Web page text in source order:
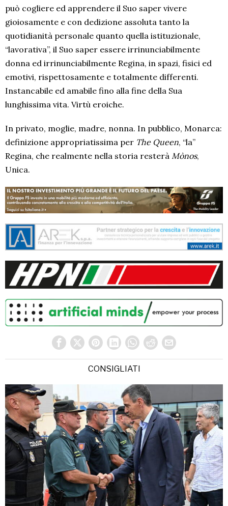
può cogliere ed apprendere il Suo saper vivere
gioiosamente e con dedizione assoluta tanto la
quotidianità personale quanto quella istituzionale,
“lavorativa”, il Suo saper essere irrinunciabilmente
donna ed irrinunciabilmente Regina, in spazi, fisici ed
emotivi, rispettosamente e totalmente differenti.
Instancabile ed amabile fino alla fine della Sua
lunghissima vita. Virtù eroiche.
In privato, moglie, madre, nonna. In pubblico, Monarca:
definizione appropriatissima per The Queen, “la”
Regina, che realmente nella storia resterà Mònos,
Unica.
CONSIGLIATI